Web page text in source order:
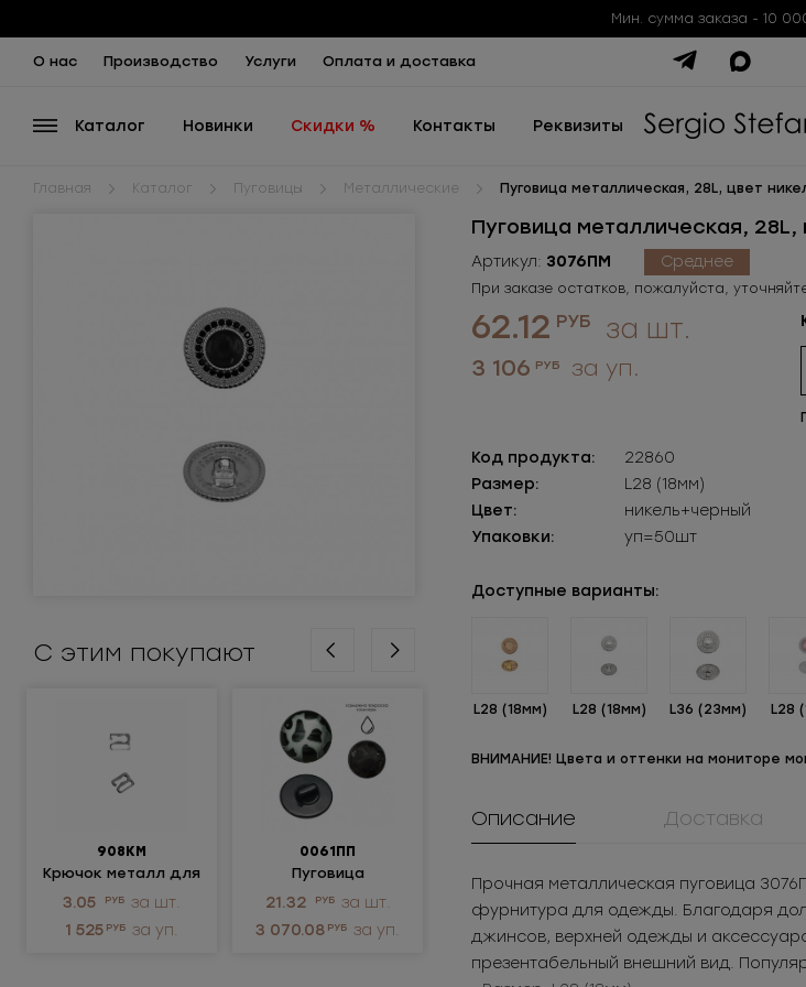
Мин. сумма заказа - 10
О нас Производство Услуги Оплата и доставка
Каталог Новинки Скидки % Контакты Реквизиты
Главная Каталог Пуговицы Металлические Пуговица металлическая, 28L, цвет
С этим покупают
908КМ
Крючок металл для
нижнего белья
3.05 РУБ за шт.
1 525 РУБ за уп.
0061ПП
Пуговица
пластиковая
21.32 РУБ за шт.
3 070.08 РУБ за уп.
металлическая
неразъемная 3Т
105.58
за шт.
5 279
за уп.
нижнего белья
3.05
за шт.
1 525
за уп.
Пуговица металлическая, 28L,
Артикул: 3076ПМ Среднее
При заказе остатков, пожалуйста,
62.12 РУБ за шт.
3 106 РУБ за уп.
Код продукта:
22860
Размер:
L28 (18мм)
Цвет:
никель+черный
Упаковки:
уп=50шт
Доступные варианты:
L28 (18мм) L28 (18мм) L36 (23мм) L28
ВНИМАНИЕ! Цвета и оттенки на мониторе
Описание Доставка
Прочная металлическая пуговица
фурнитура для одежды. Благодаря
джинсов, верхней одежды и
презентабельный внешний вид.